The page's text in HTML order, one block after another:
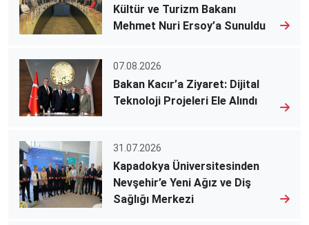
Kültür ve Turizm Bakanı
Mehmet Nuri Ersoy’a Sunuldu
07.08.2026
Bakan Kacır’a Ziyaret: Dijital
Teknoloji Projeleri Ele Alındı
31.07.2026
Kapadokya Üniversitesinden
Nevşehir’e Yeni Ağız ve Diş
Sağlığı Merkezi